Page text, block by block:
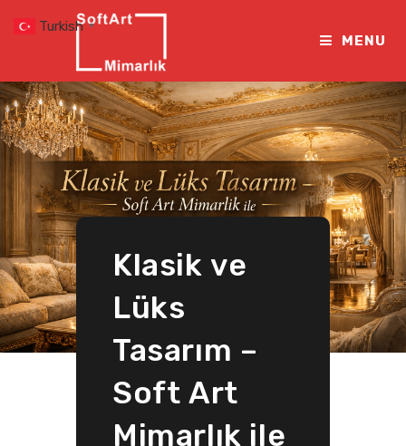
MENU
Klasik ve
Lüks
Tasarım –
Soft Art
Mimarlık ile
Turkish ▼